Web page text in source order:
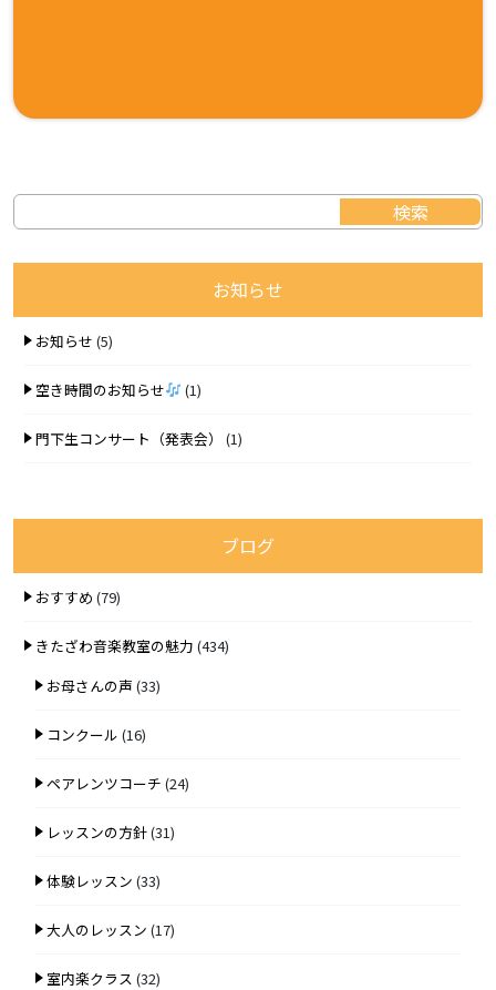
お知らせ
お知らせ (5)
空き時間のお知らせ (1)
門下生コンサート（発表会） (1)
ブログ
おすすめ (79)
きたざわ音楽教室の魅力 (434)
お母さんの声 (33)
コンクール (16)
ペアレンツコーチ (24)
レッスンの方針(31)
体験レッスン (33)
大人のレッスン (17)
室内楽クラス (32)